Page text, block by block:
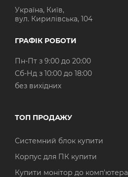
Україна, Київ,
вул. Кирилівська, 104
ГРАФІК РОБОТИ
Пн-Пт з 9:00 до 20:00
Cб-Нд з 10:00 до 18:00
без вихідних
ТОП ПРОДАЖУ
Системний блок купити
Корпус для ПК купити
Купити монітор до комп'ютера